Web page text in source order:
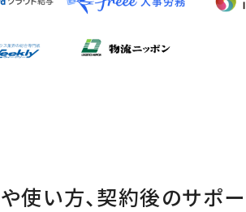
や使い方、 契約後のサポ